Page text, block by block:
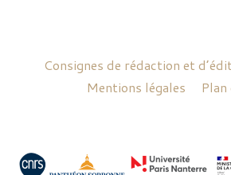
Consignes de rédaction et
Mentions légales